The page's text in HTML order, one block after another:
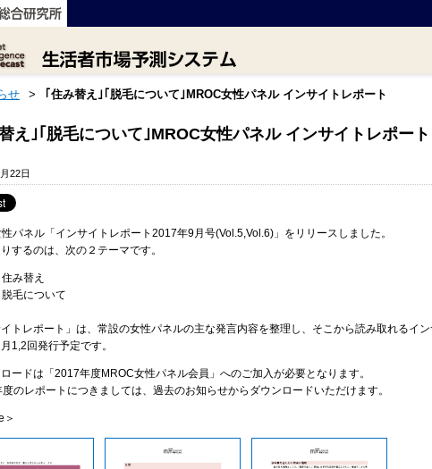
せ > ｢住み替え｣｢脱毛について｣MROC女性パネル インサイトレポート
え｣｢脱毛について｣MROC女性パネル インサイトレポート
22日
パネル「インサイトレポート2017年9月号(Vol.5,Vol.6)」をリリースしました。
するのは、次の２テーマです。
み替え
毛について
イトレポート」は、常設の女性パネルの主な発言内容を整理し、そこから読み取れるイ
1,2回発行予定です。
ードは「2017年度MROC女性パネル会員」へのご加入が必要となります。
のレポートにつきましては、過去のお知らせからダウンロードいただけます。
＞